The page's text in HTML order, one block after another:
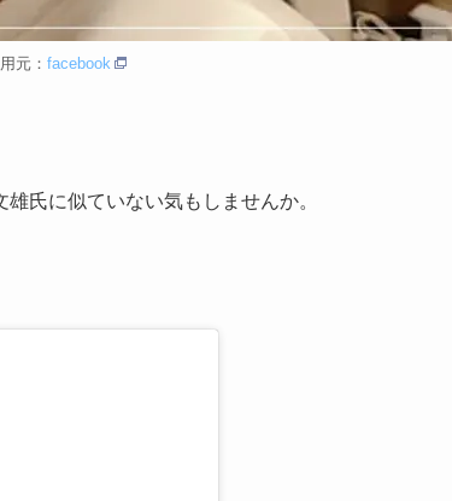
元： facebook
氏に似ていない気もしませんか。